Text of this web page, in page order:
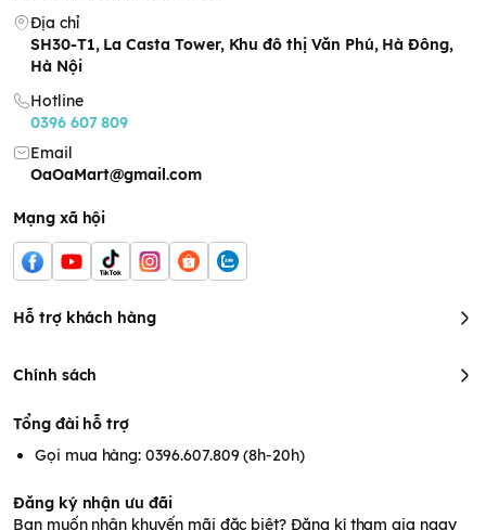
Địa chỉ
SH30-T1, La Casta Tower, Khu đô thị Văn Phú, Hà Đông,
Hà Nội
Hotline
0396 607 809
Email
OaOaMart@gmail.com
Mạng xã hội
Hỗ trợ khách hàng
Chính sách
Tổng đài hỗ trợ
Gọi mua hàng: 0396.607.809 (8h-20h)
Đăng ký nhận ưu đãi
Bạn muốn nhận khuyến mãi đặc biệt? Đăng kí tham gia ngay